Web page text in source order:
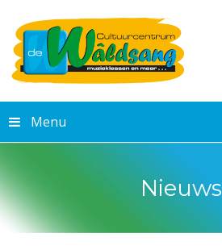
Menu
Nieuws